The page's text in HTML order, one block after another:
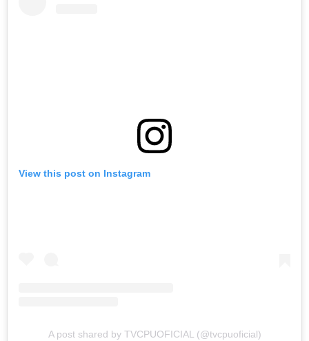
View this post on Instagram
A post shared by TVCPUOFICIAL (@tvcpuoficial)